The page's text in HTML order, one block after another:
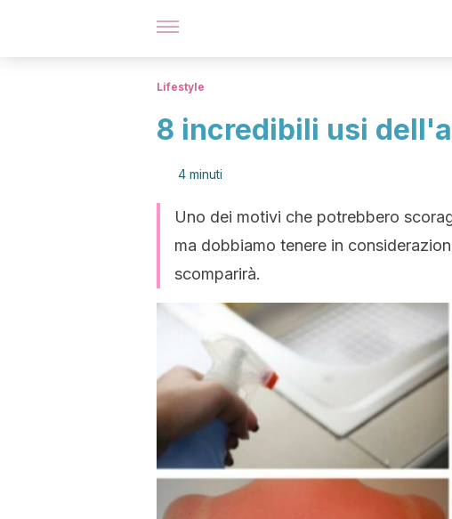
Lifestyle
8 incredibili usi
4 minuti
Uno dei motivi che potrebbero
ma dobbiamo tenere in
scomparirà.